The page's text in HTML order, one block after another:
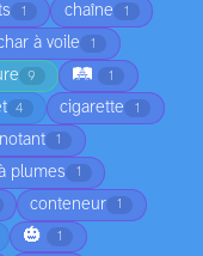
1 chaîne 1
à voile 1
9 🛤️ 1
4 cigarette 1
1
plumes 1
conteneur 1
🎃 1